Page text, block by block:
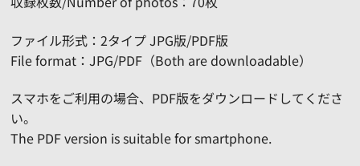
ファイル形式：2タイプ JPG版/PDF版
File format：JPG/PDF（Both are downloadable）
スマホをご利用の場合、PDF版をダウンロードしてくださ
い。
The PDF version is suitable for smartphone.